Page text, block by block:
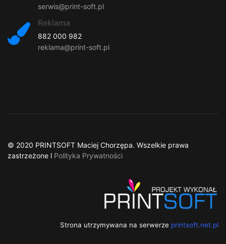
serwis@print-soft.pl
Reklama
882 000 982
reklama@print-soft.pl
© 2020 PRINTSOFT Maciej Chorzępa. Wszelkie prawa
zastrzeżone l Polityka Prywatności
Strona utrzymywana na serwerze printsoft.net.pl